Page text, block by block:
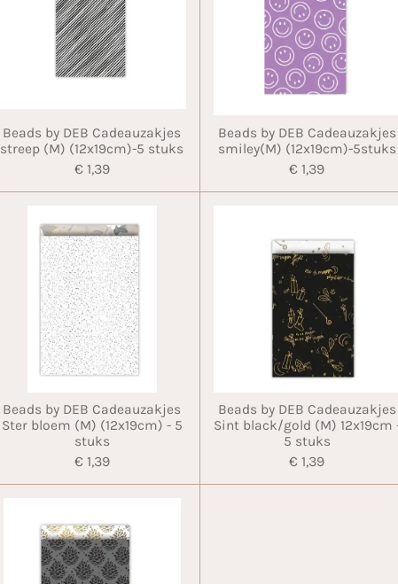
Beads by DEB Cadeauzakjes
streep (M) (12x19cm)-5 stuks
€ 1,39
Beads by DEB Cadeauzakjes
smiley(M) (12x19cm)-5stuks
€ 1,39
Beads by DEB Cadeauzakjes
Ster bloem (M) (12x19cm) - 5
stuks
€ 1,39
Beads by DEB Cadeauzakjes
Sint black/gold (M) 12x19cm
5 stuks
€ 1,39